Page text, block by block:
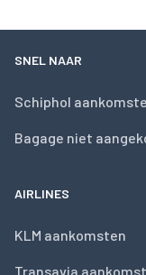
SNEL NAAR
Schiphol
Bagage niet
AIRLINES
KLM aankomsten
Transavia